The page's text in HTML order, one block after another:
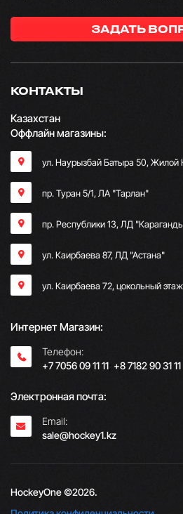
КОНТАКТЫ
Казахстан
Оффлайн магазины:
ул. Наурызбай Батыра 50, Жилой
пр. Туран 5/1, ЛА "Тарлан"
пр. Республики 13, ​ЛД
ул. Каирбаева 87, ЛД "Астана"
ул. Каирбаева 72, цокольный этаж
Интернет Магазин:
Телефон:
+7 7056 09 11 11; +8 7182 90 31 11
Электронная почта:
Email:
sale@hockey1.kz
ЗАДАТЬ
HockeyOne ©2026.